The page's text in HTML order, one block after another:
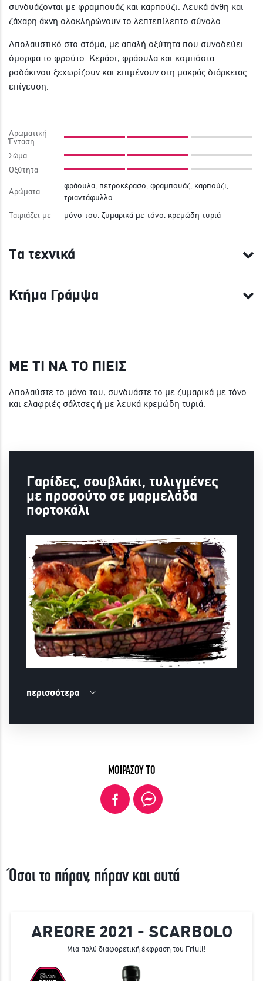
συνδυάζονται με φραμπουάζ και καρπούζι. Λευκά άνθη και
ζάχαρη άχνη ολοκληρώνουν το λεπτεπίλεπτο σύνολο.
Απολαυστικό στο στόμα, με απαλή οξύτητα που συνοδεύει
όμορφα το φρούτο. Κεράσι, φράουλα και κομπόστα
ροδάκινου ξεχωρίζουν και επιμένουν στη μακράς διάρκειας
επίγευση.
Αρωματική
Ένταση
Σώμα
Οξύτητα
Αρώματα
φράουλα, πετροκέρασο, φραμπουάζ, καρπούζι,
τριαντάφυλλο
Ταιριάζει με
μόνο του, ζυμαρικά με τόνο, κρεμώδη τυριά
Τα τεχνικά
Κτήμα Γράμψα
ΜΕ ΤΙ ΝΑ ΤΟ ΠΙΕΙΣ
Απολαύστε το μόνο του, συνδυάστε το με ζυμαρικά με τόνο
και ελαφριές σάλτσες ή με λευκά κρεμώδη τυριά.
Γαρίδες, σουβλάκι, τυλιγμένες
με προσούτο σε μαρμελάδα
πορτοκάλι
περισσότερα
ΜΟΙΡΑΣΟΥ ΤΟ
Όσοι το πήραν, πήραν και αυτά
AREORE 2021 - SCARBOLO
Μια πολύ διαφορετική έκφραση του Friuli!